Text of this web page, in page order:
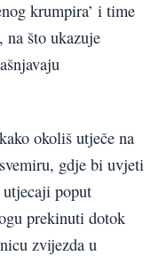
krumpira’ i time
što ukazuje
okoliš utječe na
gdje bi uvjeti
poput
prekinuti dotok
zvijezda u